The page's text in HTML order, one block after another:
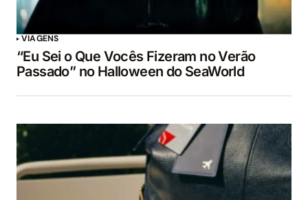
VIAGENS
“Eu Sei o Que Vocês Fizeram no Verão
Passado” no Halloween do SeaWorld